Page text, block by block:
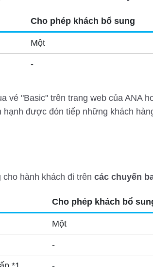
Cho phép khách bổ sung
Một
-
vé "Basic" trên trang web của ANA
hạnh được đón tiếp những khách
hành khách đi trên các chuyến
Cho phép khách bổ
Một
-